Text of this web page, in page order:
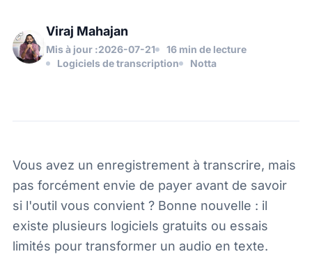
Viraj Mahajan
Mis à jour :2026-07-21
16 min de lecture
Logiciels de transcription
Notta
Vous avez un enregistrement à transcrire, mais
pas forcément envie de payer avant de savoir
si l'outil vous convient ? Bonne nouvelle : il
existe plusieurs logiciels gratuits ou essais
limités pour transformer un audio en texte.